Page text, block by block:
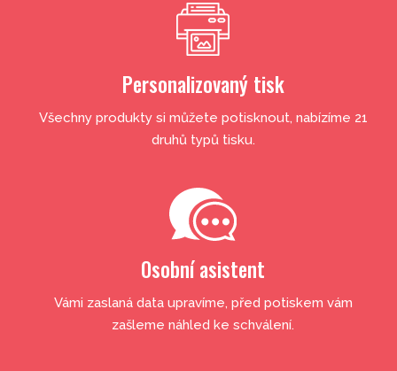
Personalizovaný tisk
Všechny produkty si můžete potisknout, nabízíme 21
druhů typů tisku.
Osobní asistent
Vámi zaslaná data upravíme, před potiskem vám
zašleme náhled ke schválení.